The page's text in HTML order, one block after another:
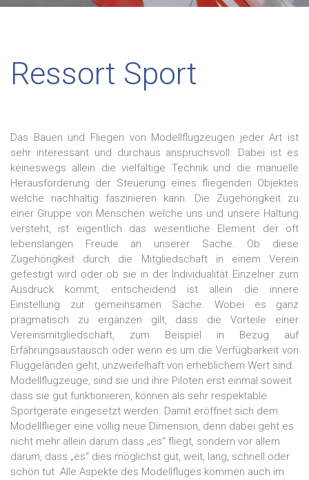
Ressort Sport
Das Bauen und Fliegen von Modellflugzeugen jeder Art ist
sehr interessant und durchaus anspruchsvoll. Dabei ist es
keineswegs allein die vielfältige Technik und die manuelle
Herausforderung der Steuerung eines fliegenden Objektes
welche nachhaltig faszinieren kann. Die Zugehörigkeit zu
einer Gruppe von Menschen welche uns und unsere Haltung
versteht, ist eigentlich das wesentliche Element der oft
lebenslangen Freude an unserer Sache. Ob diese
Zugehörigkeit durch die Mitgliedschaft in einem Verein
gefestigt wird oder ob sie in der Individualität Einzelner zum
Ausdruck kommt, entscheidend ist allein die innere
Einstellung zur gemeinsamen Sache. Wobei es ganz
pragmatisch zu ergänzen gilt, dass die Vorteile einer
Vereinsmitgliedschaft, zum Beispiel in Bezug auf
Erfahrungsaustausch oder wenn es um die Verfügbarkeit von
Fluggeländen geht, unzweifelhaft von erheblichem Wert sind.
Modellflugzeuge, sind sie und ihre Piloten erst einmal soweit
dass sie gut funktionieren, können als sehr respektable
Sportgeräte eingesetzt werden. Damit eröffnet sich dem
Modellflieger eine völlig neue Dimension, denn dabei geht es
nicht mehr allein darum dass „es“ fliegt, sondern vor allem
darum, dass „es“ dies möglichst gut, weit, lang, schnell oder
schön tut. Alle Aspekte des Modellfluges kommen auch im